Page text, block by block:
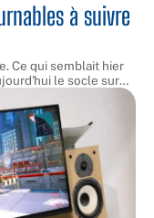
à suivre
Ce qui semblait hier
le socle sur…